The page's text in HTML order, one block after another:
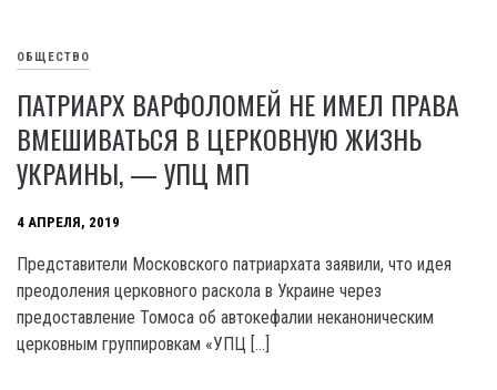
ОБЩЕСТВО
ПАТРИАРХ ВАРФОЛОМЕЙ НЕ ИМЕЛ ПРАВА
ВМЕШИВАТЬСЯ В ЦЕРКОВНУЮ ЖИЗНЬ
УКРАИНЫ, — УПЦ МП
4 АПРЕЛЯ, 2019
Представители Московского патриархата заявили, что идея
преодоления церковного раскола в Украине через
предоставление Томоса об автокефалии неканоническим
церковным группировкам «УПЦ […]